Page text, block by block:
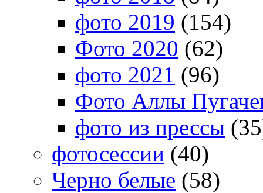
фото 2019 (154)
Фото 2020 (62)
фото 2021 (96)
Фото Аллы
фото из прессы
фотосессии (40)
Черно белые (58)